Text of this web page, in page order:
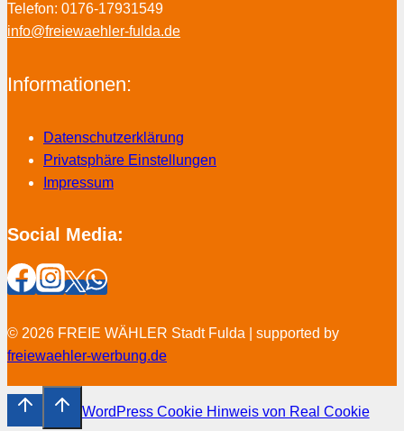
Telefon: 0176-17931549
info@freiewaehler-fulda.de
Informationen:
Datenschutzerklärung
Privatsphäre Einstellungen
Impressum
Social Media:
© 2026 FREIE WÄHLER Stadt Fulda | supported by
freiewaehler-werbung.de
WordPress Cookie Hinweis von Real Cookie